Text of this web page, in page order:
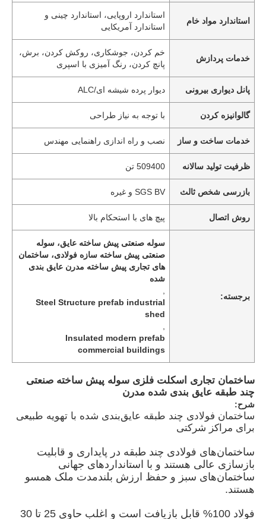
محصولات
فیلم های
استاندارد مواد خام
استاندارد اروپایی، استاندارد چینی و
استاندارد آمریکایی
خدمات پردازش
خم کردن، جوشکاری، روکش کردن، برش،
پانچ کردن، رنگ آمیزی با اسپری
پانل دیواری بیرونی دیوار پرده شیشه ای/ALC
گالوانیزه کردن با توجه به نیاز طراحی
خدمات ساخت و ساز نصب و راه اندازی راهنمایی مهندس
ظرفیت تولید سالانه 509400 تن
بازرسی شخص ثالث SGS BV و غیره
روش اتصال پیچ های با استحکام بالا
برجسته:
سوله صنعتی پیش ساخته عایق، سوله
صنعتی پیش ساخته سازه فولادی، ساختمان
های تجاری پیش ساخته مدرن عایق بندی
شده
Steel Structure prefab industrial
shed
Insulated modern prefab
commercial buildings
ساختمان تجاری اسکلت فلزی سوله پیش ساخته صنعتی
چند طبقه عایق بندی شده مدرن
شرح:
ساختمان فولادی چند طبقه عایق‌بندی شده با تهویه طبیعی
برای مراکز شرکتی
ساختمان‌های فولادی چند طبقه در پایداری و قابلیت
بازسازی عالی هستند و با استانداردهای جهانی
ساختمان‌های سبز و حفظ ارزش بلندمدت ملک همسو
هستند.
فولاد 100% قابل بازیافت است و اغلب حاوی 25 تا 30